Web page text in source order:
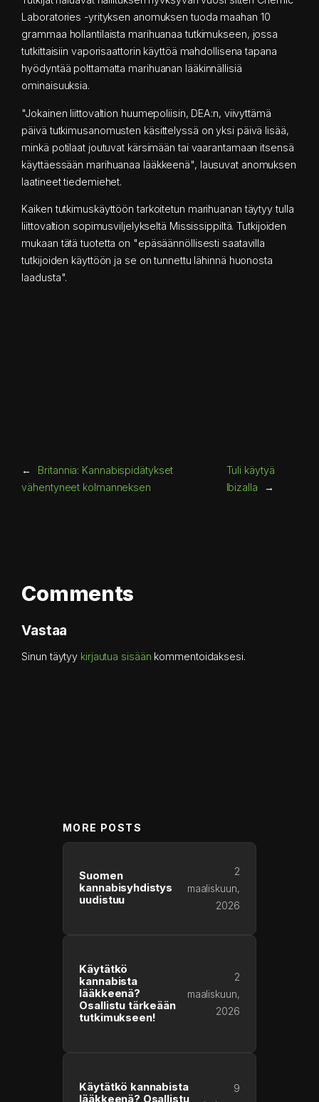
Laboratories -yrityksen anomuksen tuoda maahan 10
grammaa hollantilaista marihuanaa tutkimukseen, jossa
tutkittaisiin vaporisaattorin käyttöä mahdollisena tapana
hyödyntää polttamatta marihuanan lääkinnällisiä
ominaisuuksia.
"Jokainen liittovaltion huumepoliisin, DEA:n, viivyttämä
päivä tutkimusanomusten käsittelyssä on yksi päivä lisää,
minkä potilaat joutuvat kärsimään tai vaarantamaan itsensä
käyttäessään marihuanaa lääkkeenä", lausuvat anomuksen
laatineet tiedemiehet.
Kaiken tutkimuskäyttöön tarkoitetun marihuanan täytyy tulla
liittovaltion sopimusviljelykseltä Mississippiltä. Tutkijoiden
mukaan tätä tuotetta on "epäsäännöllisesti saatavilla
tutkijoiden käyttöön ja se on tunnettu lähinnä huonosta
laadusta".
←
Britannia: Kannabispidätykset
vähentyneet kolmanneksen
Tuli käytyä
Ibizalla
→
Comments
Vastaa
Sinun täytyy kirjautua sisään kommentoidaksesi.
MORE POSTS
Suomen
kannabisyhdistys
uudistuu
2
maaliskuun,
2026
Käytätkö
kannabista
lääkkeenä?
Osallistu tärkeään
tutkimukseen!
2
maaliskuun,
2026
Käytätkö kannabista
lääkkeenä? Osallistu
9